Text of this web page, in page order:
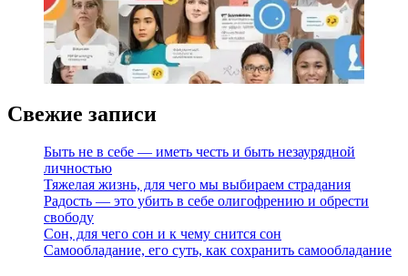
Свежие записи
Быть не в себе — иметь честь и быть незаурядной
личностью
Тяжелая жизнь, для чего мы выбираем страдания
Радость — это убить в себе олигофрению и обрести
свободу
Сон, для чего сон и к чему снится сон
Самообладание, его суть, как сохранить самообладание